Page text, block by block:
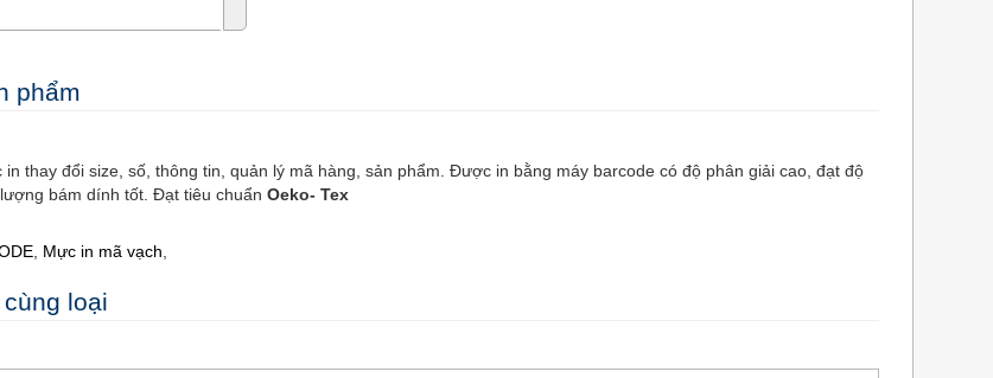
phẩm
in thay đổi size, số, thông tin, quản lý mã hàng, sản phẩm. Được in bằng máy barcode có độ phân giải cao, đạt độ
bám dính tốt. Đạt tiêu chuẩnOeko- Tex
, Mực in mã vạch,
loại